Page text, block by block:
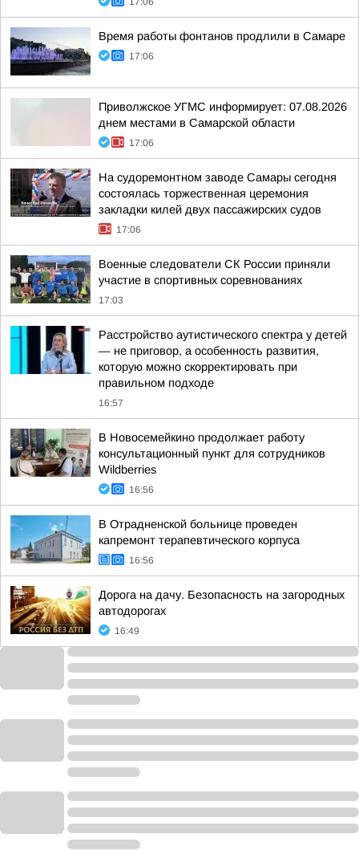
Время работы фонтанов продлили в Самаре
17:06
Приволжское УГМС информирует: 07.08.2026
днем местами в Самарской области
17:06
На судоремонтном заводе Самары сегодня
состоялась торжественная церемония
закладки килей двух пассажирских судов
17:06
Военные следователи СК России приняли
участие в спортивных соревнованиях
17:03
Расстройство аутистического спектра у детей
— не приговор, а особенность развития,
которую можно скорректировать при
правильном подходе
16:57
В Новосемейкино продолжает работу
консультационный пункт для сотрудников
Wildberries
16:56
В Отрадненской больнице проведен
капремонт терапевтического корпуса
16:56
Дорога на дачу. Безопасность на загородных
автодорогах
16:49